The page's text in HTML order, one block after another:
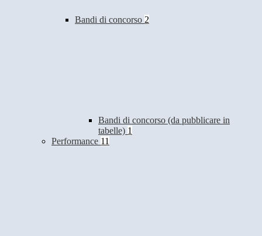
Bandi di concorso 2
Bandi di concorso (da pubblicare in
tabelle) 1
Performance 11